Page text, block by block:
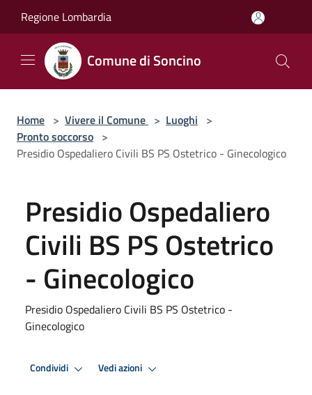
Regione Lombardia
Comune di Soncino
Home > Vivere il Comune > Luoghi >
Pronto soccorso >
Presidio Ospedaliero Civili BS PS Ostetrico - Ginecologico
Presidio Ospedaliero
Civili BS PS Ostetrico
- Ginecologico
Presidio Ospedaliero Civili BS PS Ostetrico -
Ginecologico
Condividi Vedi azioni